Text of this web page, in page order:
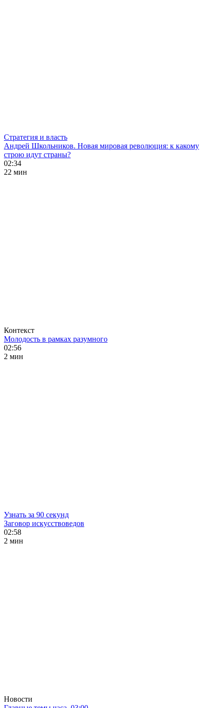
Стратегия и власть
Андрей Школьников. Новая мировая революция: к какому
строю идут страны?
02:34
22 мин
Контекст
Молодость в рамках разумного
02:56
2 мин
Узнать за 90 секунд
Заговор искусствоведов
02:58
2 мин
Новости